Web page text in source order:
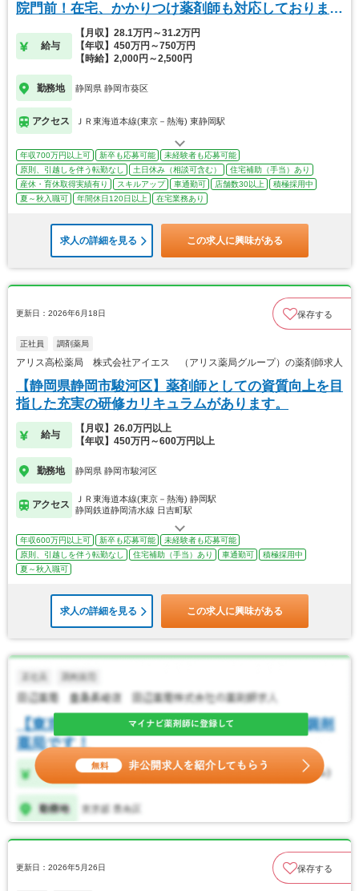
院門前！在宅、かかりつけ薬剤師も対応しておりま
給与
【月収】28.1万円～31.2万円
【年収】450万円～750万円
【時給】2,000円～2,500円
勤務地 静岡県 静岡市葵区
アクセス ＪＲ東海道本線(東京－熱海) 東静岡駅
年収700万円以上可 新卒も応募可能
未経験者も応募可能
原則、引越しを伴う転勤なし
土日休み（相談可含む）
住宅補助（手当）あり
産休・育休取得実績有り
スキルアップ 車通勤可 店舗数30以上
積極採用中
夏～秋入職可
年間休日120日以上 在宅業務あり
求人の詳細を見る この求人に興味がある
更新日：2026年6月18日 保存する
正社員 調剤薬局
アリス高松薬局 株式会社アイエス （アリス薬局グループ）の薬剤師求人
【静岡県静岡市駿河区】薬剤師としての資質向上を目
指した充実の研修カリキュラムがあります。
給与
【月収】26.0万円以上
【年収】450万円～600万円以上
勤務地 静岡県 静岡市駿河区
アクセス
ＪＲ東海道本線(東京－熱海) 静岡駅
静岡鉄道静岡清水線 日吉町駅
年収600万円以上可 新卒も応募可能
未経験者も応募可能
原則、引越しを伴う転勤なし
住宅補助（手当）あり 車通勤可
積極採用中
夏～秋入職可
求人の詳細を見る この求人に興味がある
更新日：2026年5月26日 保存する